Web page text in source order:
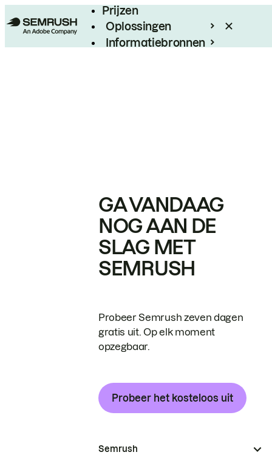
Prijzen
Oplossingen
Informatiebronnen
GA VANDAAG
NOG AAN DE
SLAG MET
SEMRUSH
Probeer Semrush zeven dagen
gratis uit. Op elk moment
opzegbaar.
Probeer het kosteloos uit
Semrush